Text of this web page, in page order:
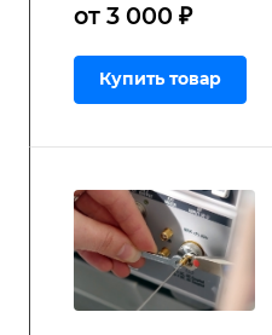
от 3 000 ₽
Купить товар